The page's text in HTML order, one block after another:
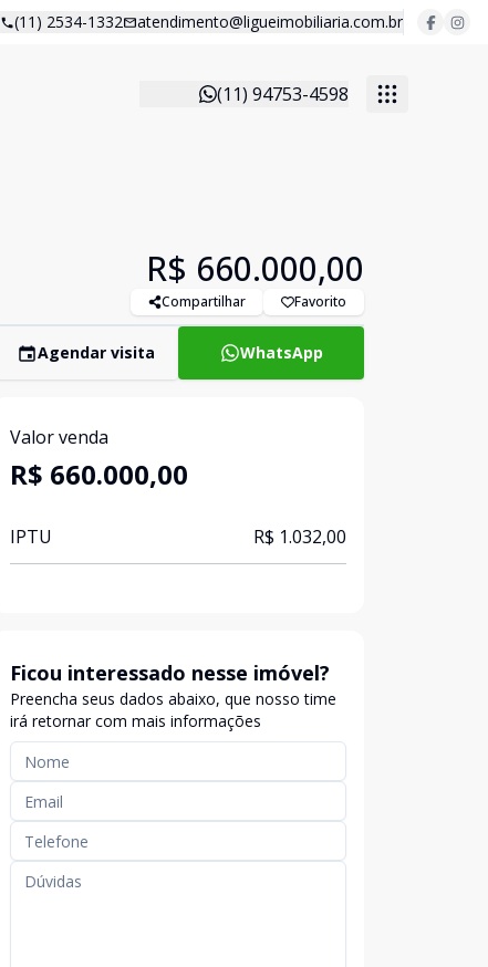
(11) 2534-1332 atendimento@ligueimobiliaria.com.br
(11) 94753-4598
R$ 660.000,00
Compartilhar Favorito
Agendar visita WhatsApp
Valor venda
R$ 660.000,00
IPTU R$ 1.032,00
Ficou interessado nesse imóvel?
Preencha seus dados abaixo, que nosso time
irá retornar com mais informações